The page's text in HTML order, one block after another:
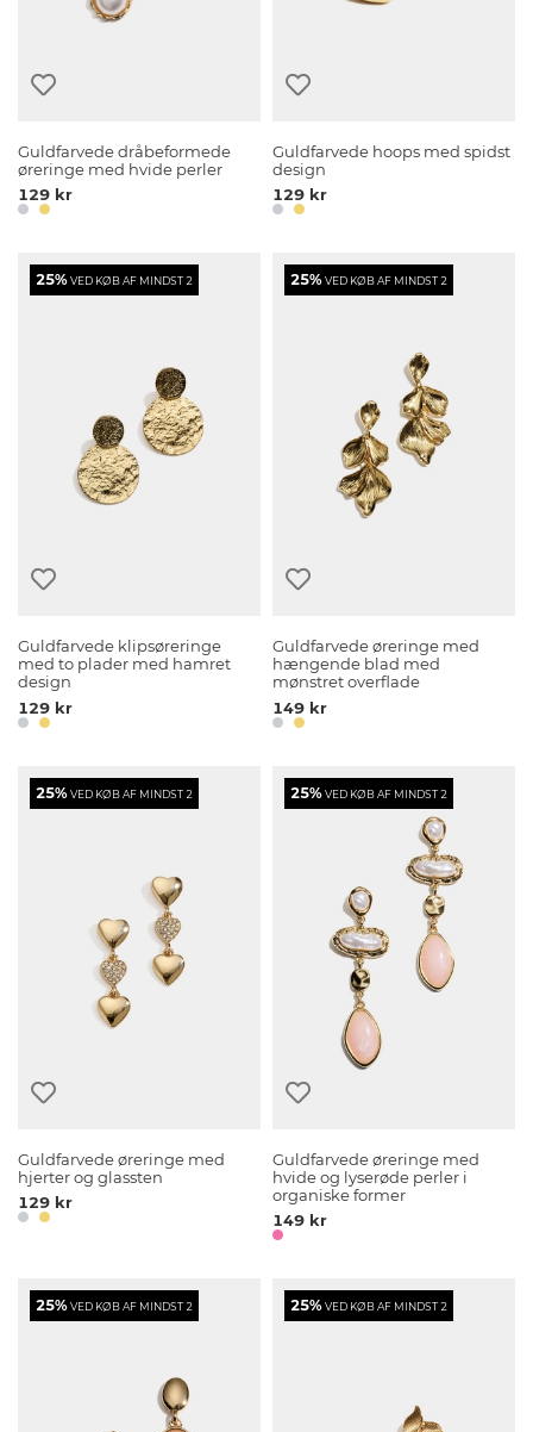
Guldfarvede dråbeformede
øreringe med hvide perler
129 kr
Guldfarvede hoops med spidst
design
129 kr
25%VED KØB AF MINDST 2
Guldfarvede klipsøreringe
med to plader med hamret
design
129 kr
25%VED KØB AF MINDST 2
Guldfarvede øreringe med
hængende blad med
mønstret overflade
149 kr
25%VED KØB AF MINDST 2
Guldfarvede øreringe med
hjerter og glassten
129 kr
25%VED KØB AF MINDST 2
Guldfarvede øreringe med
hvide og lyserøde perler i
organiske former
149 kr
25%VED KØB AF MINDST 2 25%VED KØB AF MINDST 2